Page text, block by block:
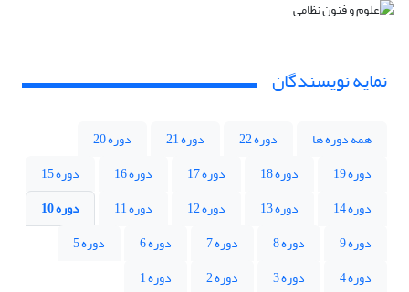
نمایه نویسندگان
همه دوره ها دوره 22 دوره 21
دوره 20
دوره 19
دوره 18 دوره 17 دوره 16
دوره 15
دوره 14
دوره 13 دوره 12 دوره 11
دوره 10
دوره 9
دوره 8 دوره 7 دوره 6
دوره 5
دوره 4
دوره 3 دوره 2
دوره 1